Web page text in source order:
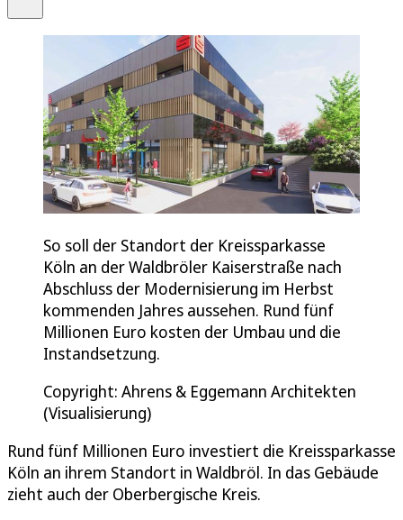
So soll der Standort der Kreissparkasse
Köln an der Waldbröler Kaiserstraße nach
Abschluss der Modernisierung im Herbst
kommenden Jahres aussehen. Rund fünf
Millionen Euro kosten der Umbau und die
Instandsetzung.
Copyright: Ahrens & Eggemann Architekten
(Visualisierung)
Rund fünf Millionen Euro investiert die Kreissparkasse
Köln an ihrem Standort in Waldbröl. In das Gebäude
zieht auch der Oberbergische Kreis.